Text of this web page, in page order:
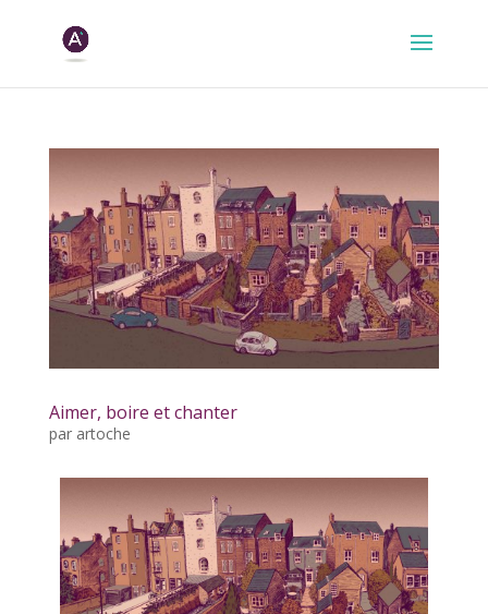
Aimer, boire et chanter
par artoche